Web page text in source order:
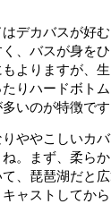
デカバスが好
、バスが身を
よりますが、
りハードボト
いのが特徴です
ややこしいカ
。まず、柔ら
、琵琶湖だと
ャストしてか